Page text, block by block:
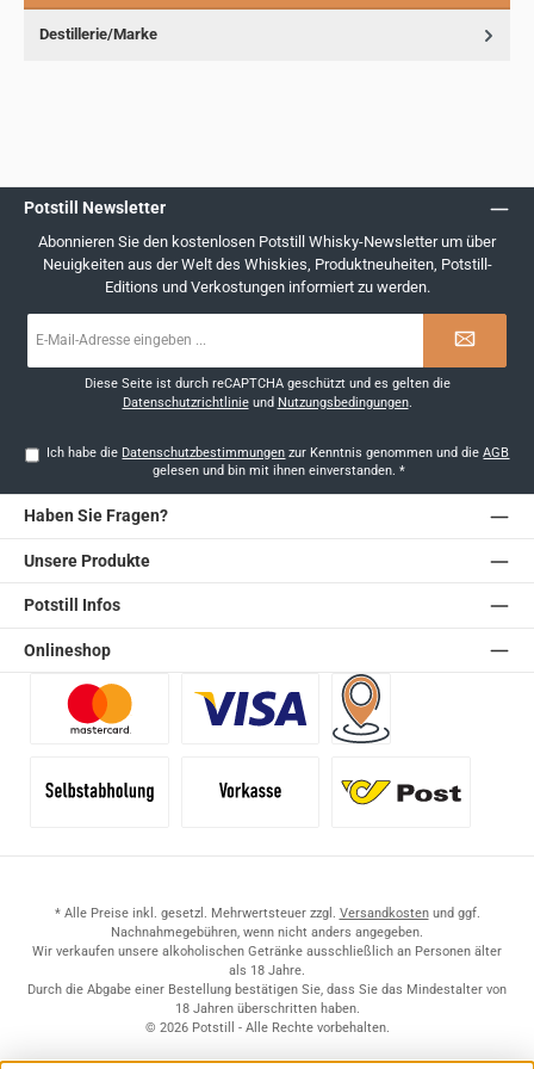
Destillerie/Marke
Potstill Newsletter
Abonnieren Sie den kostenlosen Potstill Whisky-Newsletter um über
Neuigkeiten aus der Welt des Whiskies, Produktneuheiten, Potstill-
Editions und Verkostungen informiert zu werden.
Mail-
Diese Seite ist durch reCAPTCHA geschützt und es gelten die
Datenschutzrichtlinieund Nutzungsbedingungen.
Ich habe die Datenschutzbestimmungen zur Kenntnis genommen und dieAGB
gelesen und bin mit ihnen einverstanden. *
Haben Sie Fragen?
Unsere Produkte
Potstill Infos
Onlineshop
* Alle Preise inkl. gesetzl. Mehrwertsteuer zzgl. Versandkostenund ggf.
Nachnahmegebühren, wenn nicht anders angegeben.
Wir verkaufen unsere alkoholischen Getränke ausschließlich an Personen älter
als 18 Jahre.
Durch die Abgabe einer Bestellung bestätigen Sie, dass Sie das Mindestalter von
18 Jahren überschritten haben.
© 2026 Potstill - Alle Rechte vorbehalten.